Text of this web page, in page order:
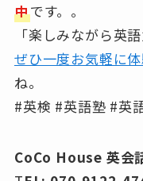
中です。。
「楽しみながら英
ぜひ一度お気軽に
ね。
#英検 #英語塾 #英
CoCo House 英会